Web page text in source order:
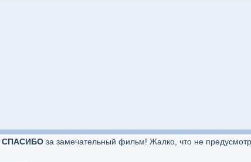
СПАСИБОза замечательный фильм! Жалко, что не